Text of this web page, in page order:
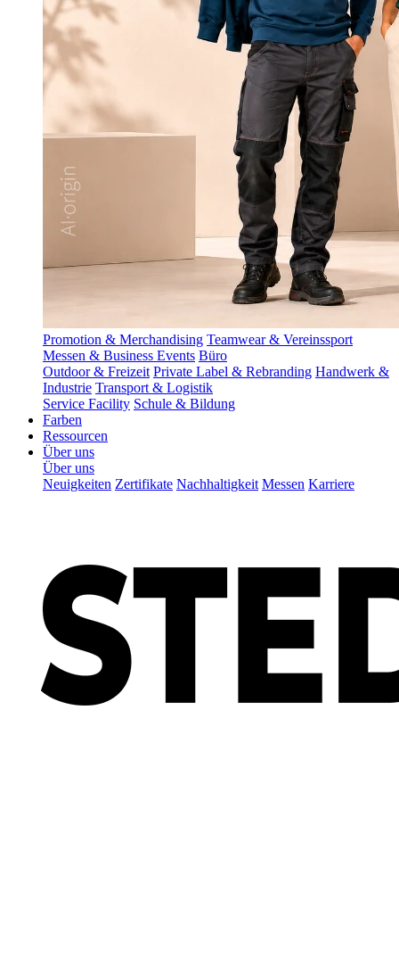
Promotion & Merchandising Teamwear & Vereinssport
Messen & Business Events Büro
Outdoor & Freizeit Private Label & Rebranding Handwerk &
Industrie Transport & Logistik
Service Facility Schule & Bildung
Farben
Ressourcen
Über uns
Über uns
Neuigkeiten Zertifikate Nachhaltigkeit Messen Karriere